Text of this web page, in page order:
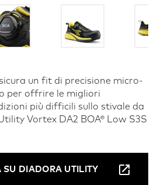
un fit di precisione micro-
per offrire le migliori
più difficili sullo stivale da
Vortex DA2 BOA® Low S3S
SU DIADORA UTILITY